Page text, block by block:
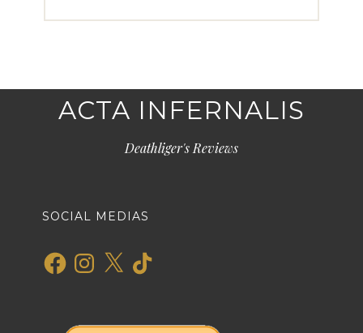
ACTA INFERNALIS
Deathliger's Reviews
SOCIAL MEDIAS
FacebookInstagram
X TikTok